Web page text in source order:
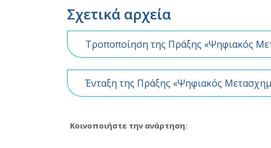
Σχετικά αρχεία
Τροποποίηση της Πράξης «Ψηφιακός
Ένταξη της Πράξης «Ψηφιακός
Κοινοποιήστε την ανάρτηση: